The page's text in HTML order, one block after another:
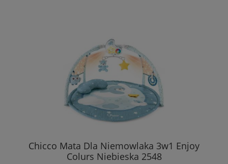
Chicco Mata Dla Niemowlaka 3w1 Enjoy
Colurs Niebieska 2548